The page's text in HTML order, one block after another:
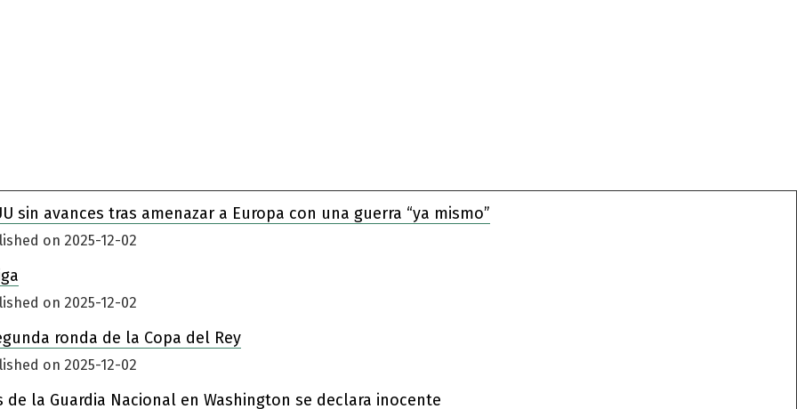
sin avances tras amenazar a Europa con una guerra “ya mismo”
on 2025-12-02
on 2025-12-02
ronda de la Copa del Rey
on 2025-12-02
la Guardia Nacional en Washington se declara inocente